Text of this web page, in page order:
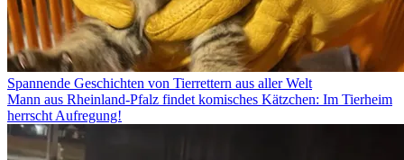
Spannende Geschichten von Tierrettern aus aller Welt
Mann aus Rheinland-Pfalz findet komisches Kätzchen: Im Tierheim
herrscht Aufregung!